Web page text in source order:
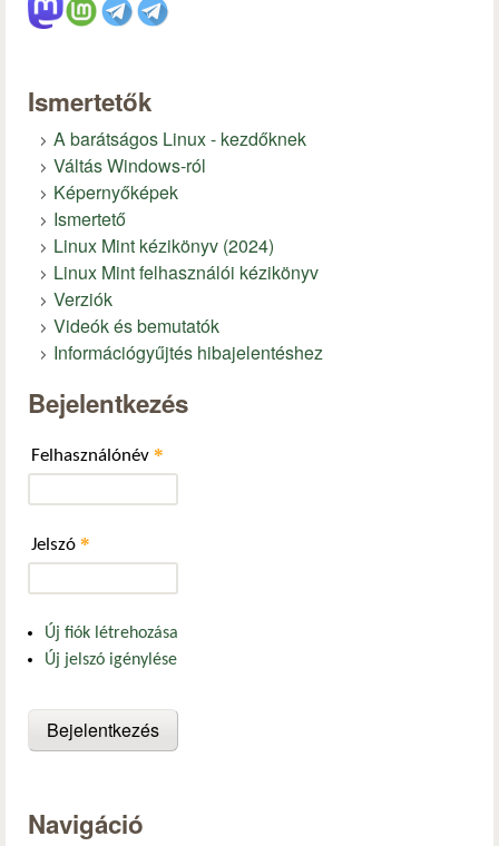
Ismertetők
A barátságos Linux - kezdőknek
Váltás Windows-ról
Képernyőképek
Ismertető
Linux Mint kézikönyv (2024)
Linux Mint felhasználói kézikönyv
Verziók
Videók és bemutatók
Információgyűjtés hibajelentéshez
Bejelentkezés
Felhasználónév *
Jelszó *
Új fiók létrehozása
Új jelszó igénylése
Navigáció